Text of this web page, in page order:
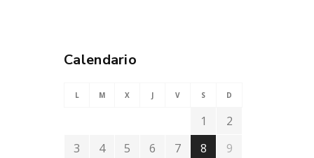
Calendario
L M X J V S D
1
2
3
4 5 6 7 8
9